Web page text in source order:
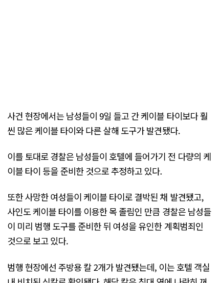
사건 현장에서는 남성들이 9일 들고 간 케이블 타이보다 훨
씬 많은 케이블 타이와 다른 살해 도구가 발견됐다.
이를 토대로 경찰은 남성들이 호텔에 들어가기 전 다량의 케
이블 타이 등을 준비한 것으로 추정하고 있다.
또한 사망한 여성들이 케이블 타이로 결박된 채 발견됐고,
사인도 케이블 타이를 이용한 목 졸림인 만큼 경찰은 남성들
이 미리 범행 도구를 준비한 뒤 여성을 유인한 계획범죄인
것으로 보고 있다.
범행 현장에선 주방용 칼 2개가 발견됐는데, 이는 호텔 객실